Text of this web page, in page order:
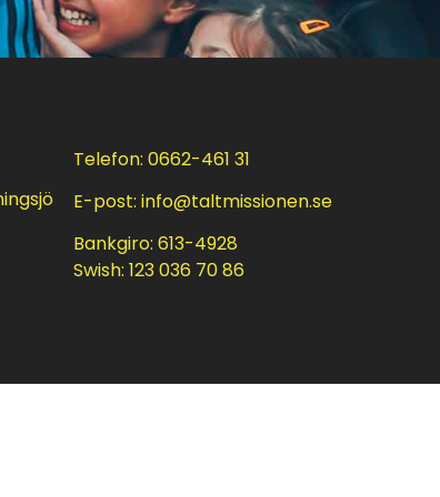
Telefon: 0662-461 31
E-post: info@taltmissionen.se
Bankgiro: 613-4928
Swish: 123 036 70 86